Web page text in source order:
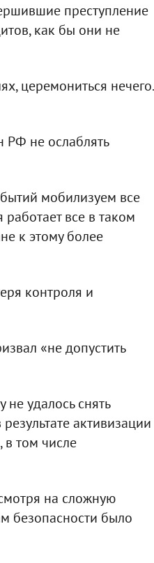
преступление
как бы они не
церемониться нечего.
РФ не ослаблять
мобилизуем все
все в таком
к этому более
контроля и
«не допустить
не удалось снять
активизации
в том числе
на сложную
безопасности было